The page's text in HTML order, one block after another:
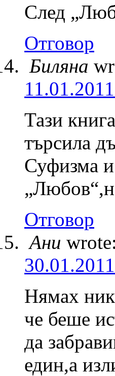
След
Отговор
Биляна
Тази
търсила
Суфизма и
Отговор
Ани wrote:
Нямах
че беше
да
един,а